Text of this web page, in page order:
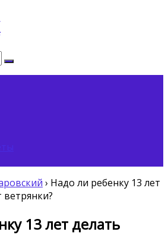
› Надо ли ребенку 13 лет
13 лет делать